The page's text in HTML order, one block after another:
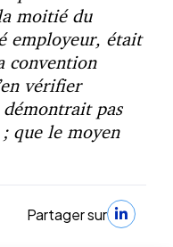
moitié du
employeur, était
convention
vérifier
démontrait pas
; que le moyen
Partager sur